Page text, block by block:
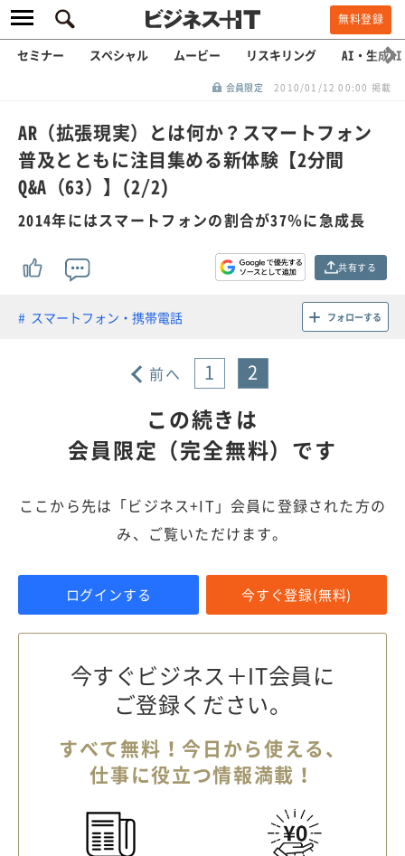
無料登録
セミナー スペシャル ムービー リスキリング AI・生成AI
会員限定 2010/01/12 00:00 掲載
AR（拡張現実）とは何か？スマートフォン
普及とともに注目集める新体験【2分間
Q&A（63）】(2/2)
2014年にはスマートフォンの割合が37％に急成長
共有する
スマートフォン・携帯電話 フォローする
前へ 1 2
この続きは
会員限定（完全無料）です
ここから先は「ビジネス+IT」会員に登録された方の
み、ご覧いただけます。
ログインする 今すぐ登録(無料)
今すぐビジネス＋IT会員に
ご登録ください。
すべて無料！今日から使える、
仕事に役立つ情報満載！